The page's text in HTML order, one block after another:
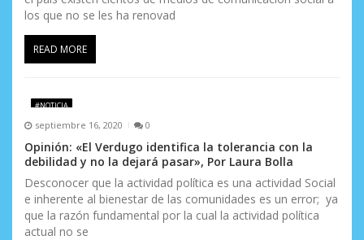
los que no se les ha renovad
READ MORE
#NOTICIA
septiembre 16, 2020 0
Opinión: «El Verdugo identifica la tolerancia con la
debilidad y no la dejará pasar», Por Laura Bolla
Desconocer que la actividad política es una actividad Social
e inherente al bienestar de las comunidades es un error; ya
que la razón fundamental por la cual la actividad política
actual no se